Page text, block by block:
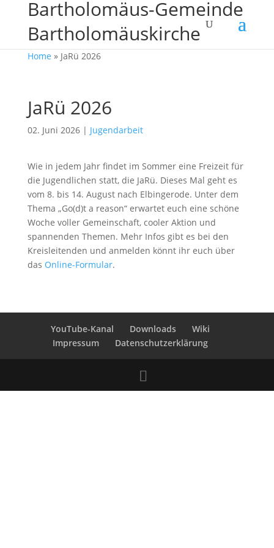
Bartholomäus-Gemeinde
Bartholomäuskirche
Home » JaRü 2026
JaRü 2026
02. Juni 2026| Jugendarbeit
Wie in jedem Jahr findet im Sommer eine Freizeit für
die Jugendlichen statt, die JaRü. Dieses Mal geht es
vom 8. bis 14. August nach Elbingerode. Unter dem
Thema „Go(d)t a reason“ erwartet euch eine schöne
Woche voller Gemeinschaft, cooler Aktion und
spannenden Themen. Mehr Infos gibt es bei den
Kreisleitenden und anmelden könnt ihr euch über
das Online-Formular.
YouTube-Kanal Downloads
Wiki
Impressum
Datenschutzerklärung